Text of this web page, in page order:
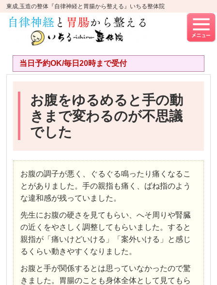
東成,玉造の整体『自律神経と胃腸から整える』いちる整体院
当日予約OK/毎日20時まで受付
お腹をゆるめると手の動
きまで変わるのが不思議
でした
お腹の調子が悪く、ぐるぐる鳴ったり痛くなるこ
とがありました。手の親指も痛く、ばね指のよう
な違和感が残っていました。
先生にお腹の硬さを見てもらい、へそ周りや腎臓
の近くをやさしく調整してもらいました。すると
親指が「痛いけどいける」「案外いける」と感じ
るくらい動きやすくなりました。
お腹と手が関係するとは思っていなかったので驚
きました。胃腸のことも身体全体として見てもら